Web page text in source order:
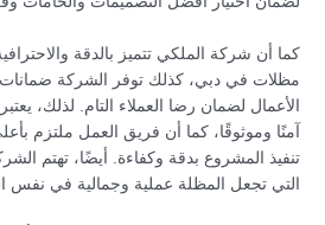
كما أن شركة الملكي تتميز بالدقة
مظلات في دبي، كذلك توفر الشركة ضمانات
الأعمال لضمان رضا العملاء التام. لذلك،
آمنًا وموثوقًا، كما أن فريق العمل ملتزم
تنفيذ المشروع بدقة وكفاءة. أيضًا، تهتم
التي تجعل المظلة عملية وجمالية في نفس